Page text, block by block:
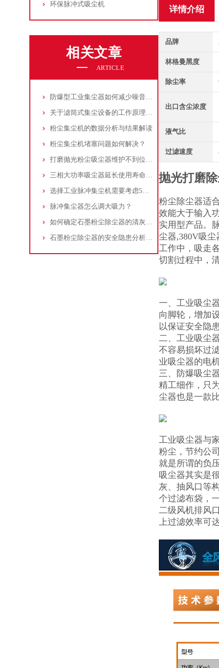
环保脉冲式吸尘机
相关文章
ARTICLE
防爆型工业集尘器如何减少噪音?三个方法轻松解决
关于滤筒式集尘设备的工作原理及特点说明
粉尘集尘机的数据分析与结果解读
粉尘集尘机堵塞问题如何解决？
打磨抛光粉尘吸尘器维护不到位，那是你没有注意这些而已！
三相大功率吸尘器延长使用寿命的建议
选择工业脉冲集尘机需要考虑5大因素,你都了解吗?
脉冲集尘器怎么调大吸力？
如何确定石墨粉尘除尘器的清灰速度？
石墨粉尘除尘器的安全隐患分析及应对措施
详情介绍
品牌
林格曼黑度
除尘率
出口含尘浓度
液气比
过滤速度
抛光打磨
粉尘除尘器适
效能大于输入
实用型产品。
尘器,380V吸
工作中，吸走
切割过程中，
一、工业吸尘
向脚轮，增加
以保证安全隐
二、工业吸尘
不容易损坏过
业吸尘器的电
三、防爆吸尘
精工细作，只
尘器也是一款
工业吸尘器与
粉尘，节约公
就是所谓的负
吸尘器其实是
灰、抽风口等
个过滤布袋，
二级风机排风
上过滤效率可